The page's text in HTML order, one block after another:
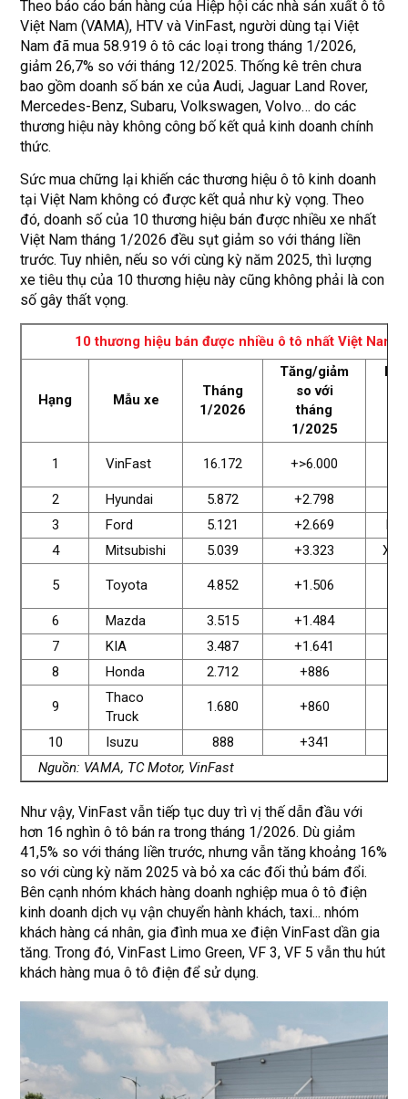
Theo báo cáo bán hàng của Hiệp hội các nhà sản xuất ô tô
Việt Nam (VAMA), HTV và VinFast, người dùng tại Việt
Nam đã mua 58.919 ô tô các loại trong tháng 1/2026,
giảm 26,7% so với tháng 12/2025. Thống kê trên chưa
bao gồm doanh số bán xe của Audi, Jaguar Land Rover,
Mercedes-Benz, Subaru, Volkswagen, Volvo… do các
thương hiệu này không công bố kết quả kinh doanh chính
thức.
Sức mua chững lại khiến các thương hiệu ô tô kinh doanh
tại Việt Nam không có được kết quả như kỳ vọng. Theo
đó, doanh số của 10 thương hiệu bán được nhiều xe nhất
Việt Nam tháng 1/2026 đều sụt giảm so với tháng liền
trước. Tuy nhiên, nếu so với cùng kỳ năm 2025, thì lượng
xe tiêu thụ của 10 thương hiệu này cũng không phải là con
số gây thất vọng.
10 thương hiệu bán được nhiều ô tô nhất Việt Nam
Hạng Mẫu xe
Tháng
1/2026
Tăng/giảm
so với
tháng
1/2025
1 VinFast 16.172 +>6.000
2
Hyundai 5.872 +2.798
3
Ford 5.121 +2.669
4
Mitsubishi 5.039 +3.323
5 Toyota 4.852 +1.506
6
Mazda 3.515 +1.484
7
KIA 3.487 +1.641
8
Honda 2.712 +886
9
Thaco
Truck
1.680 +860
10
Isuzu 888 +341
Nguồn: VAMA, TC Motor, VinFast
Như vậy, VinFast vẫn tiếp tục duy trì vị thế dẫn đầu với
hơn 16 nghìn ô tô bán ra trong tháng 1/2026. Dù giảm
41,5% so với tháng liền trước, nhưng vẫn tăng khoảng 16%
so với cùng kỳ năm 2025 và bỏ xa các đối thủ bám đổi.
Bên cạnh nhóm khách hàng doanh nghiệp mua ô tô điện
kinh doanh dịch vụ vận chuyển hành khách, taxi... nhóm
khách hàng cá nhân, gia đình mua xe điện VinFast dần gia
tăng. Trong đó, VinFast Limo Green, VF 3, VF 5 vẫn thu hút
khách hàng mua ô tô điện để sử dụng.